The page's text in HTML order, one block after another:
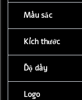
Màu sắc
Kích thước
Độ dày
Logo